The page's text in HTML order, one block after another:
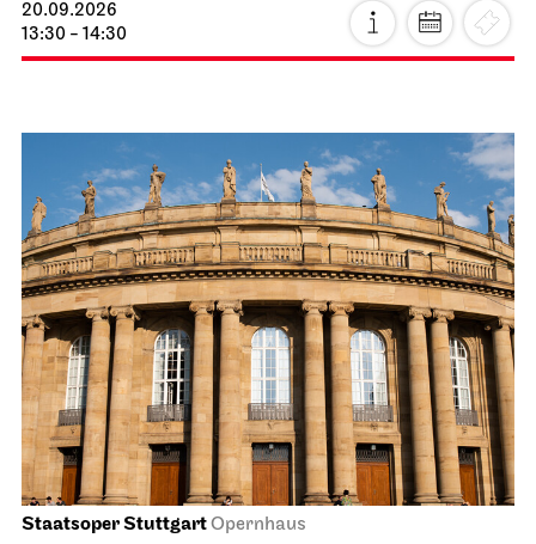
20.09.2026
13:30 - 14:30
Staatsoper StuttgartOpernhaus